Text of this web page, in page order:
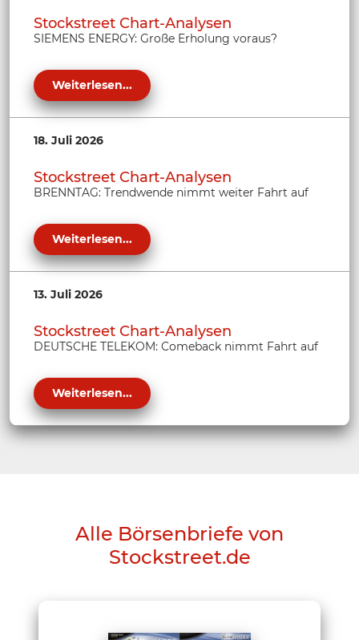
Stockstreet Chart-Analysen
SIEMENS ENERGY: Große Erholung voraus?
Weiterlesen...
18. Juli 2026
Stockstreet Chart-Analysen
BRENNTAG: Trendwende nimmt weiter Fahrt auf
Weiterlesen...
13. Juli 2026
Stockstreet Chart-Analysen
DEUTSCHE TELEKOM: Comeback nimmt Fahrt auf
Weiterlesen...
Alle Börsenbriefe von
Stockstreet.de